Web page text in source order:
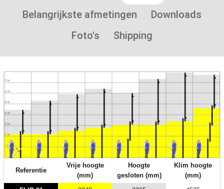
Belangrijkste afmetingen
Downloads
Foto's
Shipping
Referentie
Vrije hoogte
(mm)
Hoogte
gesloten (mm)
Klim hoogte
(mm)